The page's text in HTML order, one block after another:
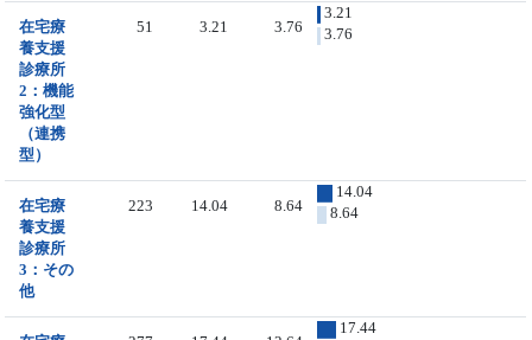
在宅療
養支援
診療所
2：機能
強化型
（連携
型）
51 3.21 3.76
3.21
3.76
在宅療
養支援
診療所
3：その
他
223 14.04 8.64
14.04
8.64
17.44